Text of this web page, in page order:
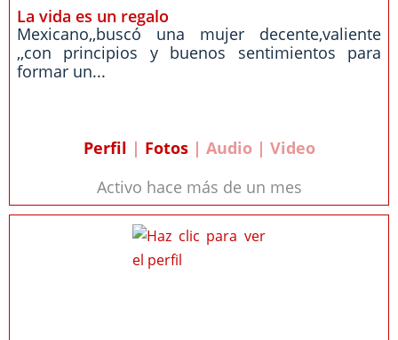
La vida es un regalo
Mexicano,,buscó una mujer decente,valiente
,,con principios y buenos sentimientos para
formar un...
Perfil | Fotos| Audio | Video
Activo hace más de un mes